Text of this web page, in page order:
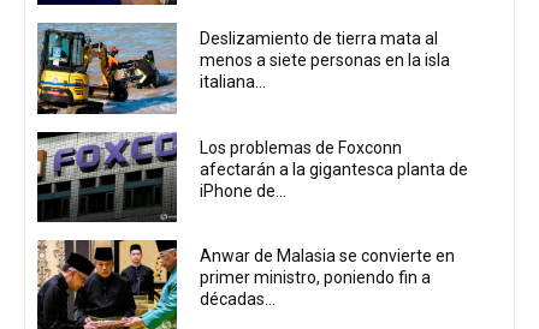
Deslizamiento de tierra mata al
menos a siete personas en la isla
italiana...
Los problemas de Foxconn
afectarán a la gigantesca planta de
iPhone de...
Anwar de Malasia se convierte en
primer ministro, poniendo fin a
décadas...